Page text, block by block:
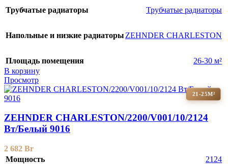
Трубчатые радиаторы Трубчатые радиаторы
Напольные и низкие радиаторы ZEHNDER CHARLESTON
Площадь помещения
26-30 м²
В корзину
Просмотр
21-25М²
ZEHNDER CHARLESTON/2200/V001/10/2124
Вт/Белый 9016
2 682 Br
Мощность
2124